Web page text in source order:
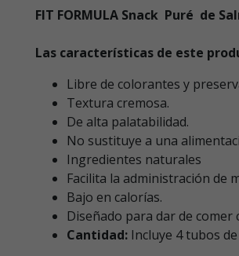
FIT FORMULA Snack Puré de
Las características de este
Libre de colorantes y
Textura cremosa.
De alta palatabilidad.
No sustituye a una
Ingredientes naturales
Facilita la administración de
Bajo en calorías.
Diseñado para dar de comer
Cantidad: Incluye 4 tubos